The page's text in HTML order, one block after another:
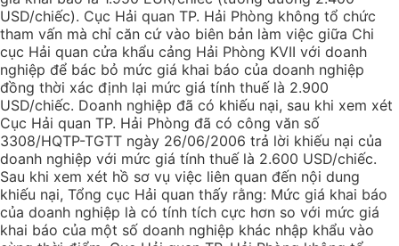
USD/chiếc). Cục Hải quan TP. Hải Phòng không tổ chức
tham vấn mà chỉ căn cứ vào biên bản làm việc giữa Chi
cục Hải quan cửa khẩu cảng Hải Phòng KVII với doanh
nghiệp để bác bỏ mức giá khai báo của doanh nghiệp
đồng thời xác định lại mức giá tính thuế là 2.900
USD/chiếc. Doanh nghiệp đã có khiếu nại, sau khi xem xét
Cục Hải quan TP. Hải Phòng đã có công văn số
3308/HQTP-TGTT ngày 26/06/2006 trả lời khiếu nại của
doanh nghiệp với mức giá tính thuế là 2.600 USD/chiếc.
Sau khi xem xét hồ sơ vụ việc liên quan đến nội dung
khiếu nại, Tổng cục Hải quan thấy rằng: Mức giá khai báo
của doanh nghiệp là có tính tích cực hơn so với mức giá
khai báo của một số doanh nghiệp khác nhập khẩu vào